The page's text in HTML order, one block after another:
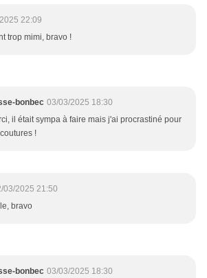
22:09
trop mimi, bravo !
bonbec 03/03/2025 18:30
il était sympa à faire mais j'ai procrastiné pour
!
03/2025 21:50
bravo
bonbec 03/03/2025 18:30